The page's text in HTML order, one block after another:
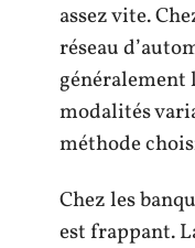
assez vite.
réseau
généralement
modalités
méthode
Chez les
est frappant.